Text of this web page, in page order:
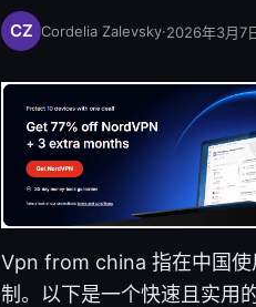
Cordelia Zalevsky·2026年3月7
Vpn from china 指在中国使
制。以下是一个快速且实用